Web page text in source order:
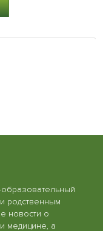
родственным
новости о
медицине, а